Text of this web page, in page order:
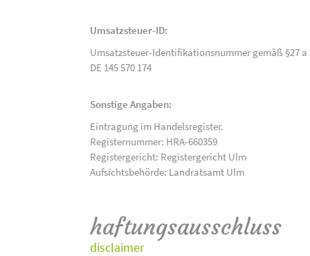
Umsatzsteuer-ID:
Umsatzsteuer-Identifikationsnummer gemäß §27 a
DE 145 570 174
Sonstige Angaben:
Eintragung im Handelsregister.
Registernummer: HRA-660359
Registergericht: Registergericht Ulm
Aufsichtsbehörde: Landratsamt Ulm
haftungsausschluss
disclaimer